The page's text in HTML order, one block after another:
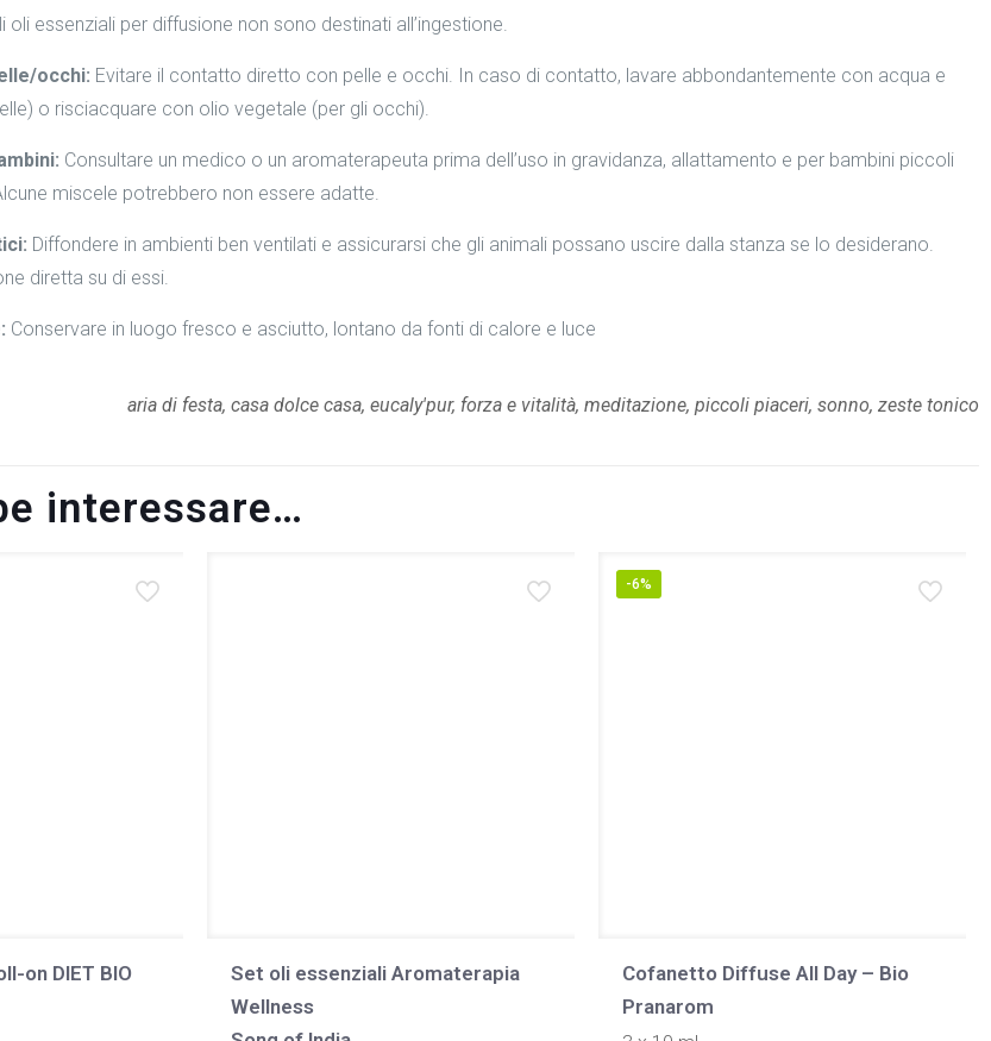
oli essenziali per diffusione non sono destinati all’ingestione.
occhi: Evitare il contatto diretto con pelle e occhi. In caso di contatto, lavare abbondantemente con acqua e
o risciacquare con olio vegetale (per gli occhi).
Consultare un medico o un aromaterapeuta prima dell’uso in gravidanza, allattamento e per bambini piccoli
miscele potrebbero non essere adatte.
Diffondere in ambienti ben ventilati e assicurarsi che gli animali possano uscire dalla stanza se lo desiderano.
diretta su di essi.
Conservare in luogo fresco e asciutto, lontano da fonti di calore e luce
aria di festa, casa dolce casa, eucaly'pur, forza e vitalità, meditazione, piccoli piaceri, sonno, zeste tonico
interessare…
on DIET BIO
Set oli essenziali Aromaterapia
Wellness
-6%
Cofanetto Diffuse All Day – Bio
Pranarom